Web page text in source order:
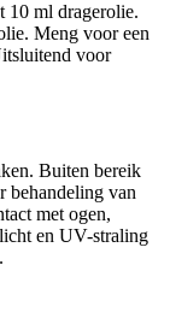
10 ml dragerolie.
Meng voor een
voor
Buiten bereik
behandeling van
met ogen,
en UV-straling